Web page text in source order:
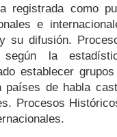
registrada como
e
su difusión.
la
establecer
países de habla
Procesos